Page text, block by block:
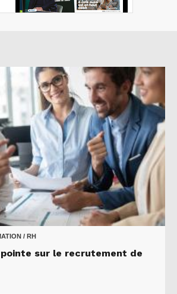
/ RH
sur le recrutement de